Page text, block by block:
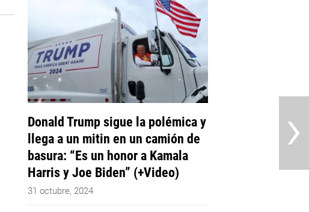
Donald Trump sigue la polémica y
llega a un mitin en un camión de
basura: “Es un honor a Kamala
Harris y Joe Biden” (+Video)
31 octubre, 2024
›